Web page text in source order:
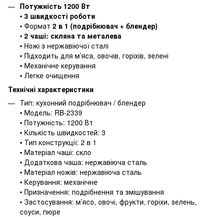
Потужність 1200 Вт
• 3 швидкості роботи
• Формат 2 в 1 (подрібнювач + блендер)
• 2 чаші: скляна та металева
• Ножі з нержавіючої сталі
• Підходить для м’яса, овочів, горіхів, зелені
• Механічне керування
• Легке очищення
Технічні характеристики
Тип: кухонний подрібнювач / блендер
• Модель: RB-2339
• Потужність: 1200 Вт
• Кількість швидкостей: 3
• Тип конструкції: 2 в 1
• Матеріал чаші: скло
• Додаткова чаша: нержавіюча сталь
• Матеріал ножів: нержавіюча сталь
• Керування: механічне
• Призначення: подрібнення та змішування
• Застосування: м’ясо, овочі, фрукти, горіхи, зелень,
соуси, пюре